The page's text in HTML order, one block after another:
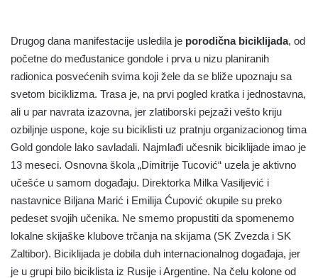
Drugog dana manifestacije usledila je porodična biciklijada, od
početne do međustanice gondole i prva u nizu planiranih
radionica posvećenih svima koji žele da se bliže upoznaju sa
svetom biciklizma. Trasa je, na prvi pogled kratka i jednostavna,
ali u par navrata izazovna, jer zlatiborski pejzaži vešto kriju
ozbiljnje uspone, koje su biciklisti uz pratnju organizacionog tima
Gold gondole lako savladali. Najmlađi učesnik biciklijade imao je
13 meseci. Osnovna škola „Dimitrije Tucović“ uzela je aktivno
učešće u samom događaju. Direktorka Milka Vasiljević i
nastavnice Biljana Marić i Emilija Ćupović okupile su preko
pedeset svojih učenika. Ne smemo propustiti da spomenemo
lokalne skijaške klubove trčanja na skijama (SK Zvezda i SK
Zaltibor). Biciklijada je dobila duh internacionalnog događaja, jer
je u grupi bilo biciklista iz Rusije i Argentine. Na čelu kolone od